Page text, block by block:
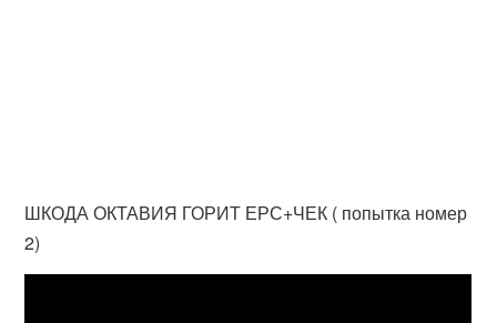
ШКОДА ОКТАВИЯ ГОРИТ ЕРС+ЧЕК ( попытка номер
2)